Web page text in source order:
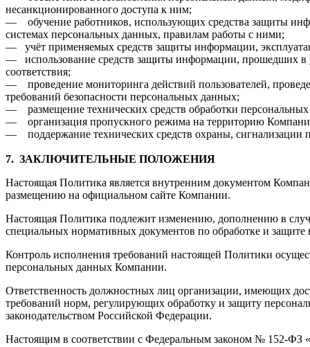
несанкционированного доступа к ним;
— обучение работников, использующих средства защиты
системах персональных данных, правилам работы с ними;
— учёт применяемых средств защиты информации,
— использование средств защиты информации, прошедших в
соответствия;
— проведение мониторинга действий пользователей,
требований безопасности персональных данных;
— размещение технических средств обработки
— организация пропускного режима на территорию
— поддержание технических средств охраны, сигнализации
7. ЗАКЛЮЧИТЕЛЬНЫЕ ПОЛОЖЕНИЯ
Настоящая Политика является внутренним документом
размещению на официальном сайте Компании.
Настоящая Политика подлежит изменению, дополнению в
специальных нормативных документов по обработке и
Контроль исполнения требований настоящей Политики
персональных данных Компании.
Ответственность должностных лиц организации, имеющих
требований норм, регулирующих обработку и защиту
законодательством Российской Федерации.
Настоящим в соответствии с Федеральным законом № 152-ФЗ